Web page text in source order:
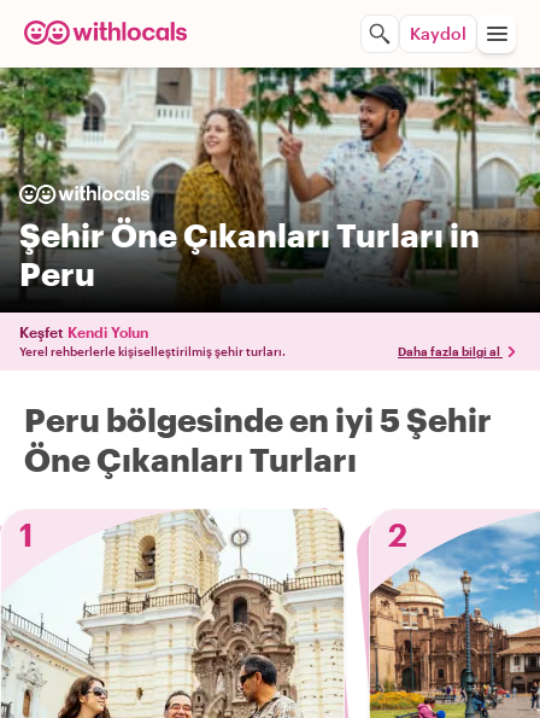
Kaydol
Şehir Öne Çıkanları Turları in
Peru
Keşfet Kendi Yolun
Yerel rehberlerle kişiselleştirilmiş şehir turları. Daha fazla bilgi al
Peru bölgesinde en iyi 5 Şehir
Öne Çıkanları Turları
1
2